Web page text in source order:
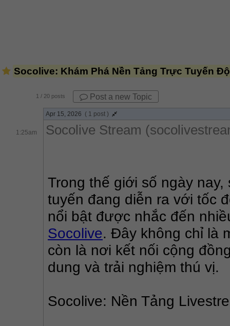
Socolive: Khám Phá Nền Tảng Trực Tuyến
1 / 20 posts Post a new Topic
Apr 15, 2026 ( 1 post )
1:25am Socolive Stream
Trong thế giới số ngày
tuyến đang diễn ra với tốc
Socolive. Đây không chỉ là
còn là nơi kết nối cộng
dung và trải nghiệm thú vị.
Socolive: Nền Tảng